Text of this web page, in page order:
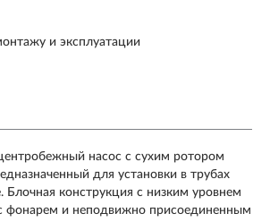
и эксплуатации
насос с сухим ротором
для установки в трубах
Блочная конструкция с низким уровнем
фонарем и неподвижно присоединенным